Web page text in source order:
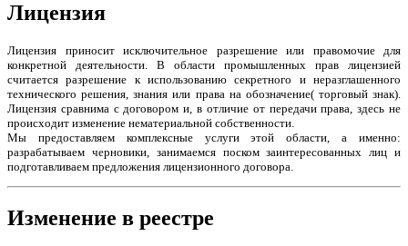
Лицензия
Лицензия приносит исключительное разрешение или правомочие для
конкретной деятельности. В области промышленных прав лицензией
считается разрешение к использованию секретного и неразглашенного
технического решения, знания или права на обозначение( торговый знак).
Лицензия сравнима с договором и, в отличие от передачи права, здесь не
происходит изменение нематериальной собственности.
Мы предоставляем комплексные услуги этой области, а именно:
разрабатываем черновики, занимаемся поском заинтересованных лиц и
подготавливаем предложения лицензионного договора.
Изменение в реестре